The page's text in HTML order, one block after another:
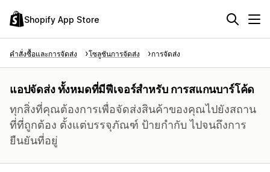
Shopify App Store
คำสั่งซื้อและการจัดส่ง โซลูชันการจัดส่ง การจัดส่ง
แอปจัดส่ง ทั้งหมดที่มีฟีเจอร์สำหรับ การสแกนบาร์โค้ด
ทุกสิ่งที่คุณต้องการเพื่อจัดส่งสินค้าของคุณไปยังสถาน
ที่ที่ถูกต้อง ตั้งแต่บรรจุภัณฑ์ ป้ายกำกับ ไปจนถึงการ
ยืนยันที่อยู่